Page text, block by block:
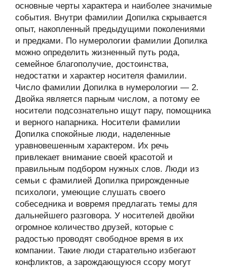
основные черты характера и наиболее значимые
события. Внутри фамилии Допилка скрывается
опыт, накопленный предыдущими поколениями
и предками. По нумерологии фамилии Допилка
можно определить жизненный путь рода,
семейное благополучие, достоинства,
недостатки и характер носителя фамилии.
Число фамилии Допилка в нумерологии — 2.
Двойка является парным числом, а потому ее
носители подсознательно ищут пару, помощника
и верного напарника. Носители фамилии
Допилка спокойные люди, наделенные
уравновешенным характером. Их речь
привлекает внимание своей красотой и
правильным подбором нужных слов. Люди из
семьи с фамилией Допилка прирожденные
психологи, умеющие слушать своего
собеседника и вовремя предлагать темы для
дальнейшего разговора. У носителей двойки
огромное количество друзей, которые с
радостью проводят свободное время в их
компании. Такие люди старательно избегают
конфликтов, а зарождающуюся ссору могут